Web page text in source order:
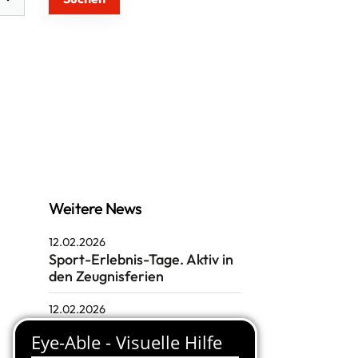
Weitere News
12.02.2026
Sport-Erlebnis-Tage. Aktiv in
den Zeugnisferien
12.02.2026
Mitternachtssport. Erstes
offenes Jugend-